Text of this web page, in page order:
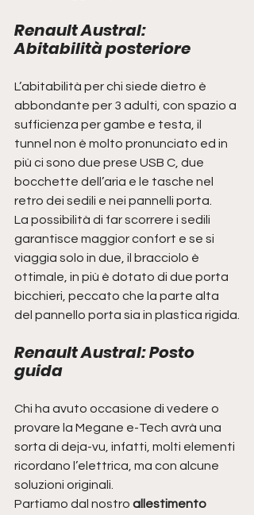
Renault Austral:
Abitabilità posteriore
L’abitabilità per chi siede dietro è
abbondante per 3 adulti, con spazio a
sufficienza per gambe e testa, il
tunnel non è molto pronunciato ed in
più ci sono due prese USB C, due
bocchette dell’aria e le tasche nel
retro dei sedili e nei pannelli porta.
La possibilità di far scorrere i sedili
garantisce maggior confort e se si
viaggia solo in due, il bracciolo è
ottimale, in più è dotato di due porta
bicchieri, peccato che la parte alta
del pannello porta sia in plastica rigida.
Renault Austral: Posto
guida
Chi ha avuto occasione di vedere o
provare la Megane e-Tech avrà una
sorta di deja-vu, infatti, molti elementi
ricordano l’elettrica, ma con alcune
soluzioni originali.
Partiamo dal nostro allestimento